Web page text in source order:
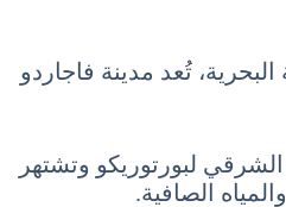
تُعد مدينة فاجاردو
لبورتوريكو وتشتهر
الصافية.